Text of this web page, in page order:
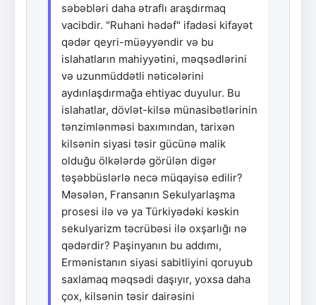
səbəbləri daha ətraflı araşdırmaq
vacibdir. "Ruhani hədəf" ifadəsi kifayət
qədər qeyri-müəyyəndir və bu
islahatların mahiyyətini, məqsədlərini
və uzunmüddətli nəticələrini
aydınlaşdırmağa ehtiyac duyulur. Bu
islahatlar, dövlət-kilsə münasibətlərinin
tənzimlənməsi baxımından, tarixən
kilsənin siyasi təsir gücünə malik
olduğu ölkələrdə görülən digər
təşəbbüslərlə necə müqayisə edilir?
Məsələn, Fransanın Sekulyarlaşma
prosesi ilə və ya Türkiyədəki kəskin
sekulyarizm təcrübəsi ilə oxşarlığı nə
qədərdir? Paşinyanın bu addımı,
Ermənistanın siyasi sabitliyini qoruyub
saxlamaq məqsədi daşıyır, yoxsa daha
çox, kilsənin təsir dairəsini